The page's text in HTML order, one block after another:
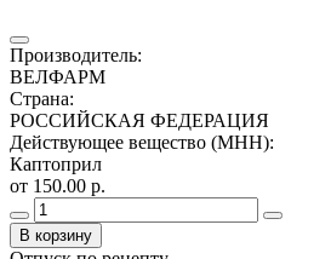
Производитель:
ВЕЛФАРМ
Страна:
РОССИЙСКАЯ ФЕДЕРАЦИЯ
Действующее вещество (МНН):
Каптоприл
от 150.00 р.
В корзину